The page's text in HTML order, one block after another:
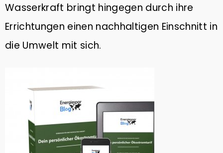
Wasserkraft bringt hingegen durch ihre
Errichtungen einen nachhaltigen Einschnitt in
die Umwelt mit sich.